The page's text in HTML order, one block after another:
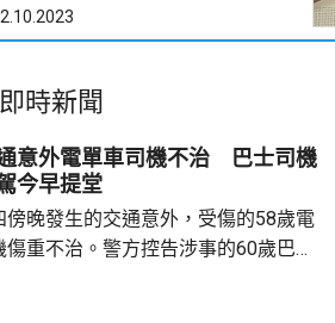
時新聞
意外電單車司機不治 巴士司機
今早提堂
傍晚發生的交通意外，受傷的58歲電
傷重不治。警方控告涉事的60歲巴士